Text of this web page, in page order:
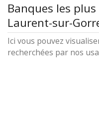
Banques les
Laurent-sur-
Ici vous pouvez
recherchées par nos